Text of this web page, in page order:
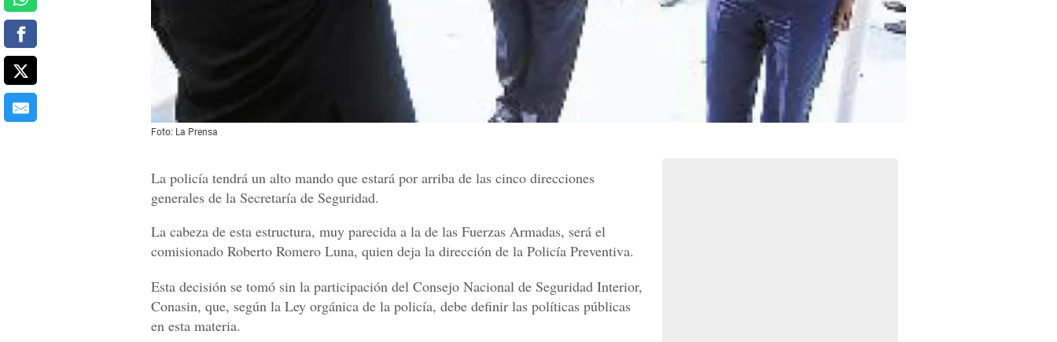
Foto: La Prensa
La policía tendrá un alto mando que estará por arriba de las cinco direcciones
generales de la Secretaría de Seguridad.
La cabeza de esta estructura, muy parecida a la de las Fuerzas Armadas, será el
comisionado Roberto Romero Luna, quien deja la dirección de la Policía Preventiva.
Esta decisión se tomó sin la participación del Consejo Nacional de Seguridad Interior,
Conasin, que, según la Ley orgánica de la policía, debe definir las políticas públicas
en esta materia.